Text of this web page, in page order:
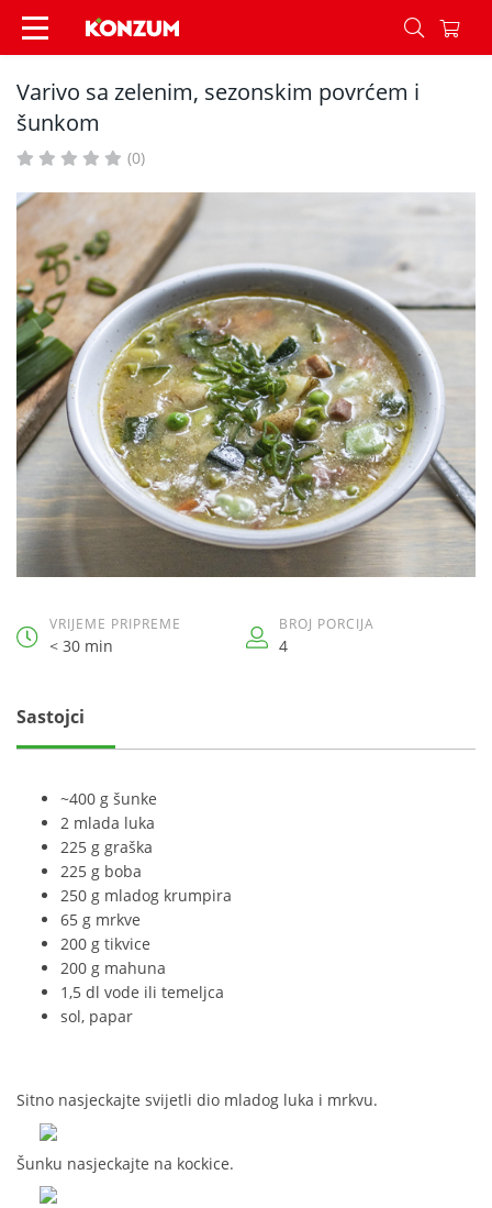
Varivo sa zelenim, sezonskim povrćem i šunkom
Varivo sa zelenim, sezonskim povrćem i
šunkom
(0)
VRIJEME PRIPREME
< 30 min
BROJ PORCIJA
4
Sastojci
~400 g šunke
2 mlada luka
225 g graška
225 g boba
250 g mladog krumpira
65 g mrkve
200 g tikvice
200 g mahuna
1,5 dl vode ili temeljca
sol, papar
Sitno nasjeckajte svijetli dio mladog luka i mrkvu.
Šunku nasjeckajte na kockice.